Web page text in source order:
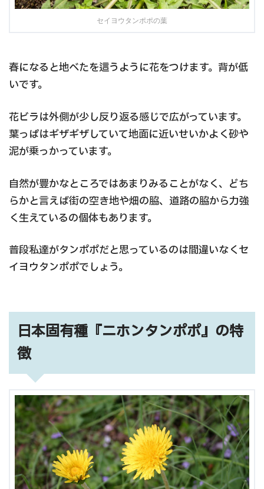
セイヨウタンポポの葉
春になると地べたを這うように花をつけます。背が低
いです。
花ビラは外側が少し反り返る感じで広がっています。
葉っぱはギザギザしていて地面に近いせいかよく砂や
泥が乗っかっています。
自然が豊かなところではあまりみることがなく、どち
らかと言えば街の空き地や畑の脇、道路の脇から力強
く生えているの個体もあります。
普段私達がタンポポだと思っているのは間違いなくセ
イヨウタンポポでしょう。
日本固有種『ニホンタンポポ』の特
徴